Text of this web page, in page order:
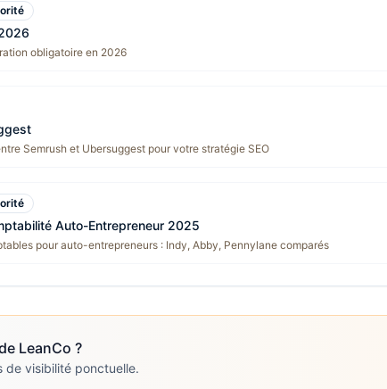
obligatoire en 2026
Semrush et Ubersuggest pour votre stratégie SEO
Auto-Entrepreneur 2025
pour auto-entrepreneurs : Indy, Abby, Pennylane comparés
LeanCo ?
de visibilité ponctuelle.